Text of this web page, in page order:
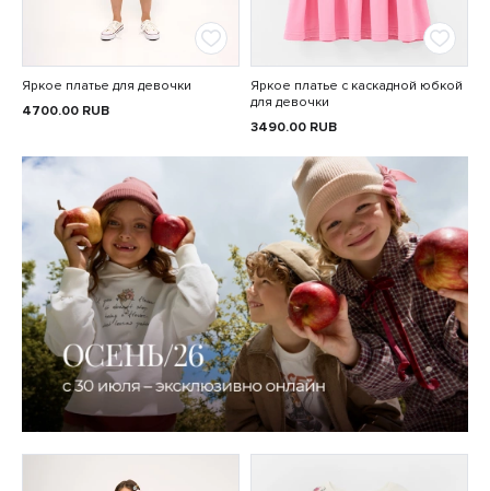
Яркое платье для девочки
4700.00 RUB
Яркое платье с каскадной юбкой
для девочки
3490.00 RUB